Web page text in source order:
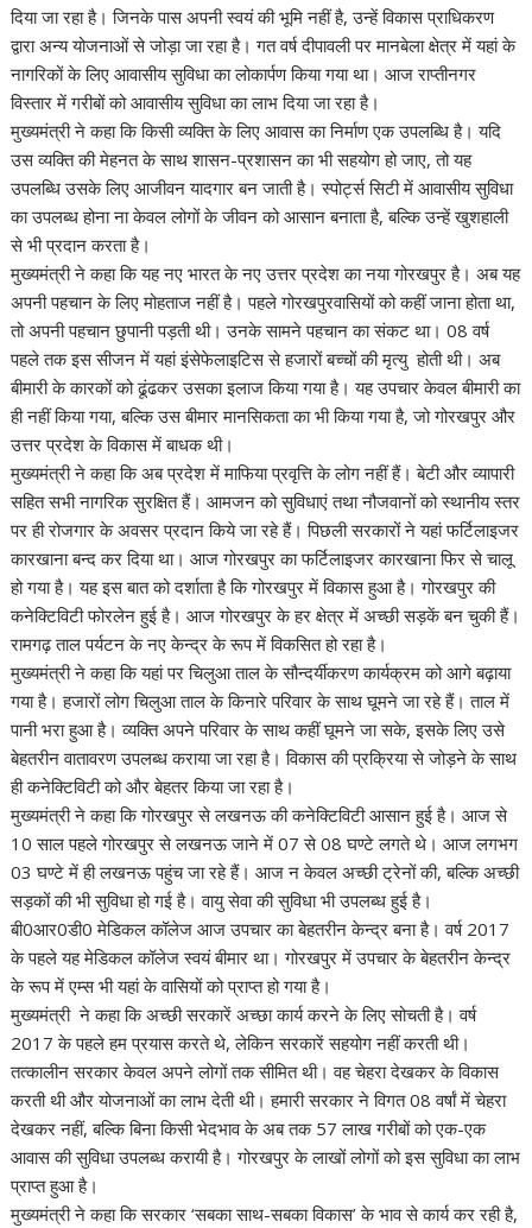
दिया जा रहा है। जिनके पास अपनी स्वयं की भूमि नहीं है, उन्हें विकास प्राधिकरण
द्वारा अन्य योजनाओं से जोड़ा जा रहा है। गत वर्ष दीपावली पर मानबेला क्षेत्र में यहां के
नागरिकों के लिए आवासीय सुविधा का लोकार्पण किया गया था। आज राप्तीनगर
विस्तार में गरीबों को आवासीय सुविधा का लाभ दिया जा रहा है।
मुख्यमंत्री ने कहा कि किसी व्यक्ति के लिए आवास का निर्माण एक उपलब्धि है। यदि
उस व्यक्ति की मेहनत के साथ शासन-प्रशासन का भी सहयोग हो जाए, तो यह
उपलब्धि उसके लिए आजीवन यादगार बन जाती है। स्पोर्ट्स सिटी में आवासीय सुविधा
का उपलब्ध होना ना केवल लोगों के जीवन को आसान बनाता है, बल्कि उन्हें खुशहाली
से भी प्रदान करता है।
मुख्यमंत्री ने कहा कि यह नए भारत के नए उत्तर प्रदेश का नया गोरखपुर है। अब यह
अपनी पहचान के लिए मोहताज नहीं है। पहले गोरखपुरवासियों को कहीं जाना होता था,
तो अपनी पहचान छुपानी पड़ती थी। उनके सामने पहचान का संकट था। 08 वर्ष
पहले तक इस सीजन में यहां इंसेफेलाइटिस से हजारों बच्चों की मृत्यु होती थी। अब
बीमारी के कारकों को ढूंढकर उसका इलाज किया गया है। यह उपचार केवल बीमारी का
ही नहीं किया गया, बल्कि उस बीमार मानसिकता का भी किया गया है, जो गोरखपुर और
उत्तर प्रदेश के विकास में बाधक थी।
मुख्यमंत्री ने कहा कि अब प्रदेश में माफिया प्रवृत्ति के लोग नहीं हैं। बेटी और व्यापारी
सहित सभी नागरिक सुरक्षित हैं। आमजन को सुविधाएं तथा नौजवानों को स्थानीय स्तर
पर ही रोजगार के अवसर प्रदान किये जा रहे हैं। पिछली सरकारों ने यहां फर्टिलाइजर
कारखाना बन्द कर दिया था। आज गोरखपुर का फर्टिलाइजर कारखाना फिर से चालू
हो गया है। यह इस बात को दर्शाता है कि गोरखपुर में विकास हुआ है। गोरखपुर की
कनेक्टिविटी फोरलेन हुई है। आज गोरखपुर के हर क्षेत्र में अच्छी सड़कें बन चुकी हैं।
रामगढ़ ताल पर्यटन के नए केन्द्र के रूप में विकसित हो रहा है।
मुख्यमंत्री ने कहा कि यहां पर चिलुआ ताल के सौन्दर्यीकरण कार्यक्रम को आगे बढ़ाया
गया है। हजारों लोग चिलुआ ताल के किनारे परिवार के साथ घूमने जा रहे हैं। ताल में
पानी भरा हुआ है। व्यक्ति अपने परिवार के साथ कहीं घूमने जा सके, इसके लिए उसे
बेहतरीन वातावरण उपलब्ध कराया जा रहा है। विकास की प्रक्रिया से जोड़ने के साथ
ही कनेक्टिविटी को और बेहतर किया जा रहा है।
मुख्यमंत्री ने कहा कि गोरखपुर से लखनऊ की कनेक्टिविटी आसान हुई है। आज से
10 साल पहले गोरखपुर से लखनऊ जाने में 07 से 08 घण्टे लगते थे। आज लगभग
03 घण्टे में ही लखनऊ पहुंच जा रहे हैं। आज न केवल अच्छी ट्रेनों की, बल्कि अच्छी
सड़कों की भी सुविधा हो गई है। वायु सेवा की सुविधा भी उपलब्ध हुई है।
बी0आर0डी0 मेडिकल कॉलेज आज उपचार का बेहतरीन केन्द्र बना है। वर्ष 2017
के पहले यह मेडिकल कॉलेज स्वयं बीमार था। गोरखपुर में उपचार के बेहतरीन केन्द्र
के रूप में एम्स भी यहां के वासियों को प्राप्त हो गया है।
मुख्यमंत्री ने कहा कि अच्छी सरकारें अच्छा कार्य करने के लिए सोचती है। वर्ष
2017 के पहले हम प्रयास करते थे, लेकिन सरकारें सहयोग नहीं करती थी।
तत्कालीन सरकार केवल अपने लोगों तक सीमित थी। वह चेहरा देखकर के विकास
करती थी और योजनाओं का लाभ देती थी। हमारी सरकार ने विगत 08 वर्षां में चेहरा
देखकर नहीं, बल्कि बिना किसी भेदभाव के अब तक 57 लाख गरीबों को एक-एक
आवास की सुविधा उपलब्ध करायी है। गोरखपुर के लाखों लोगों को इस सुविधा का लाभ
प्राप्त हुआ है।
मुख्यमंत्री ने कहा कि सरकार ‘सबका साथ-सबका विकास’ के भाव से कार्य कर रही है,